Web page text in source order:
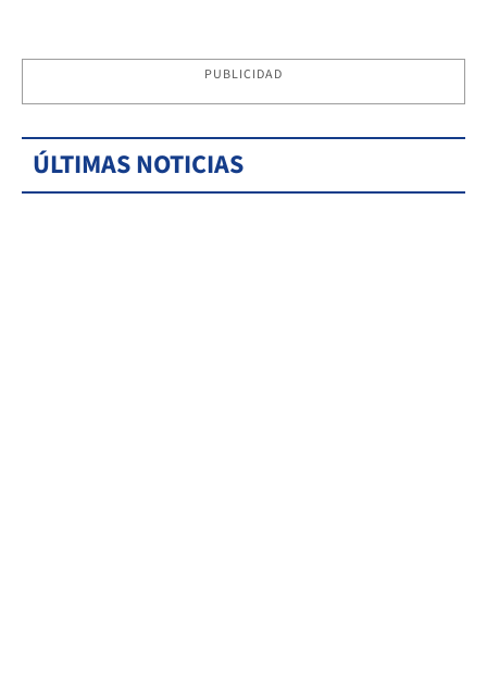
PUBLICIDAD
ÚLTIMAS NOTICIAS